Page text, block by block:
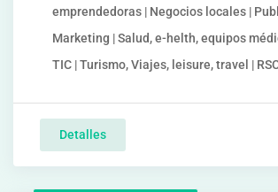
emprendedoras | Negocios locales |
Marketing | Salud, e-helth, equipos
TIC | Turismo, Viajes, leisure, travel |
Detalles